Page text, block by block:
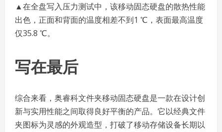
▲在全盘写入压力测试中，该移动固态硬盘的散热性能
出色，正面和背面的温度相差不到1 ℃，表面最高温度
仅35.8 ℃。
写在最后
综合来看，奥睿科文件夹移动固态硬盘是一款在设计创
新与实用性能之间取得良好平衡的产品。它以经典文件
夹图标为灵感的外观造型，打破了移动存储设备长期以